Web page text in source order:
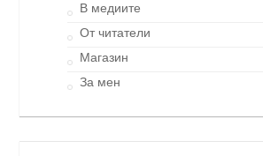
В медиите
От читатели
Магазин
За мен